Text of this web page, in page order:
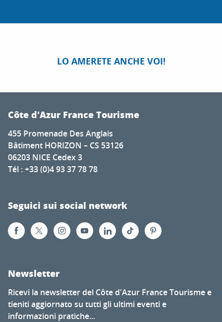
LO AMERETE ANCHE VOI!
Côte d'Azur France Tourisme
455 Promenade Des Anglais
Bâtiment HORIZON – CS 53126
06203 NICE Cedex 3
Tél : +33 (0)4 93 37 78 78
Seguici sui social network
Newsletter
Ricevi la newsletter del Côte d'Azur France Tourisme e
tieniti aggiornato su tutti gli ultimi eventi e
informazioni pratiche...